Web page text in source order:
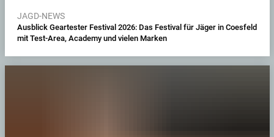
JAGD-NEWS
Ausblick Geartester Festival 2026: Das Festival für Jäger in Coesfeld
mit Test-Area, Academy und vielen Marken